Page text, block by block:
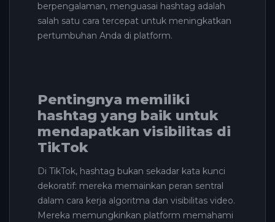
berpengalaman, menguasai hashtag adalah
salah satu cara tercepat untuk meningkatkan
pertumbuhan Anda di platform.
Pentingnya memiliki
hashtag yang baik untuk
mendapatkan visibilitas di
TikTok
Di TikTok, hashtag bukan sekadar kata kunci
dekoratif: mereka memainkan peran sentral
dalam cara kerja algoritma dan visibilitas video.
Mereka memungkinkan platform memahami